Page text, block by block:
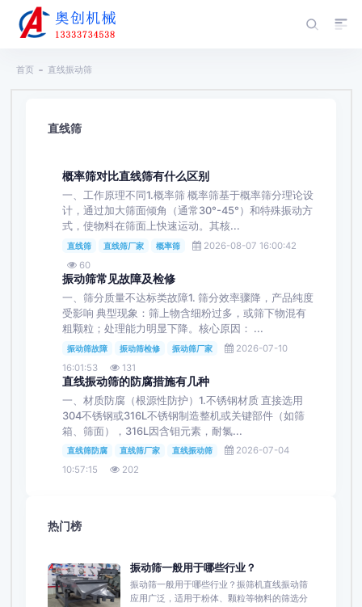
首页 直线振动筛
直线筛
概率筛对比直线筛有什么区别
一、工作原理不同1.概率筛 概率筛基于概率筛分理论设
计，通过加大筛面倾角（通常30°-45°）和特殊振动方
式，使物料在筛面上快速运动。其核...
直线筛 直线筛厂家 概率筛
2026-08-07 16:00:42
60
振动筛常见故障及检修
一、筛分质量不达标类故障1. 筛分效率骤降，产品纯度
受影响 典型现象：筛上物含细粉过多，或筛下物混有
粗颗粒；处理能力明显下降。核心原因： ...
振动筛故障 振动筛检修 振动筛厂家
2026-07-10
16:01:53
131
直线振动筛的防腐措施有几种
一、材质防腐（根源性防护）1.不锈钢材质 直接选用
304不锈钢或316L不锈钢制造整机或关键部件（如筛
箱、筛面），316L因含钼元素，耐氯...
直线筛防腐 直线筛厂家 直线振动筛
2026-07-04
10:57:15
202
热门榜
振动筛一般用于哪些行业？
振动筛一般用于哪些行业？振筛机直线振动筛
应用广泛，适用于粉体、颗粒等物料的筛选分